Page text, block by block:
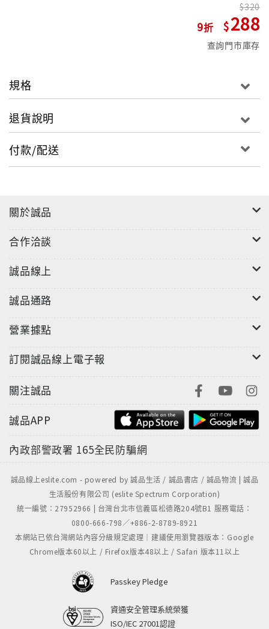
9
320
288
查詢門市庫存
規格
退貨說明
付款/配送
關於誠品
合作洽談
誠品線上
誠品通路
營業據點
訂閱誠品線上電子報
關注誠品
誠品APP
內政部警政署 165全民防騙網
誠品線上eslite.com - powered by 誠品生活 / 誠品書店 / 誠品物流 | 誠品
生活股份有限公司 (eslite Spectrum Corporation)
統一編號：27952966 | 台灣台北市信義區松德路204號B1 服務電話：
0800-666-798／+886-2-8789-8921
本網站已依台灣網站內容分級規定處理｜建議使用瀏覽器版本：Google
Chrome版本60以上 / Firefox版本48以上 / Safari 版本11以上
Passkey Pledge
資通安全管理系統榮獲
ISO/IEC 27001認證